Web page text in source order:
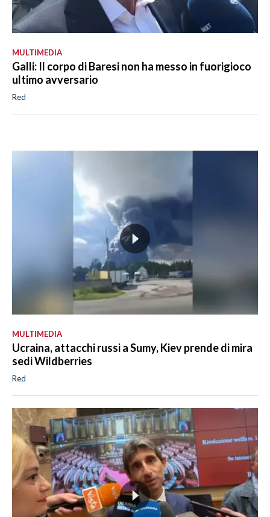
MULTIMEDIA
Galli: Il corpo di Baresi non ha messo in fuorigioco
ultimo avversario
Red
MULTIMEDIA
Ucraina, attacchi russi a Sumy, Kiev prende di mira
sedi Wildberries
Red